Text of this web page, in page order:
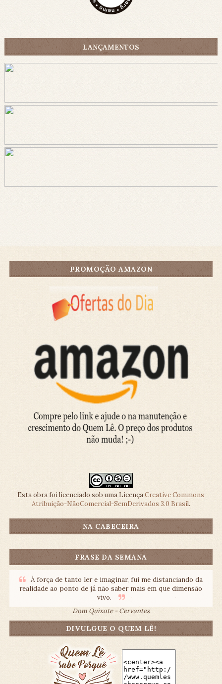
LANÇAMENTOS
PROMOÇÃO AMAZON
Esta obra foi licenciado sob uma LicençaCreative Commons
Atribuição-NãoComercial-SemDerivados 3.0 Brasil.
NA CABECEIRA
FRASE DA SEMANA
À força de tanto ler e imaginar, fui me distanciando da
realidade ao ponto de já não saber mais em que dimensão
vivo.
Dom Quixote - Cervantes
DIVULGUE O QUEM LÊ!